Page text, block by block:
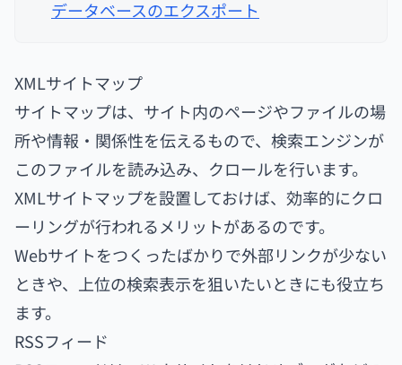
データベースのエクスポート
XMLサイトマップ
サイトマップは、サイト内のページやファイルの場
所や情報・関係性を伝えるもので、検索エンジンが
このファイルを読み込み、クロールを行います。
XMLサイトマップを設置しておけば、効率的にクロ
ーリングが行われるメリットがあるのです。
Webサイトをつくったばかりで外部リンクが少ない
ときや、上位の検索表示を狙いたいときにも役立ち
ます。
RSSフィード